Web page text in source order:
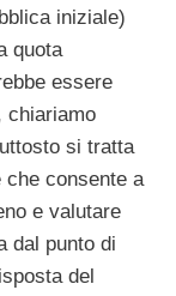
iniziale)
quota
essere
chiariamo
si tratta
che consente a
e valutare
dal punto di
del